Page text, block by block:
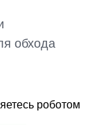
обхода
роботом